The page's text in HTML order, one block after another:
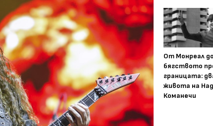
От Монреал до
бягството
границата:
живота на
Команечи